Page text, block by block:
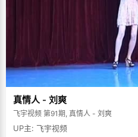
好砸中我，太幸运了"。如果看到陈光
话的真实：从第一个志愿填到第十个
满满的。"当时想，如果能考上清华北
经说过，只要我能考上西安交大，他
上清华，会去复读吗？陈光玉肯定的
了，会很辛苦，而且家里负担太重。" 陈光玉家在农村，父母都是农民，几亩
田地和一片桔子树就是一家人的全部
几千块钱的收入。尽管陈光玉因成绩
百块竞赛奖金，但是各种杂费、生活费
一年的学费"。 "其他费用怎么办呢？" 陈光玉挠了挠头，说："努力争取拿到
学校的奖学金了，然后看看有没有勤工
除夕夜的特别仪式 曾有媒体报道说，陈光玉家里每年过年都有一个仪式：贴
奖状，在他们家堂屋的一面墙上密密麻
真情人 - 刘爽
飞宇视频 第91期, 真情人 - 刘爽
UP主: 飞宇视频